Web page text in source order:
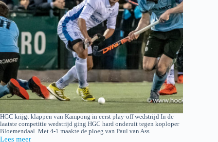
HGC krijgt klappen van Kampong in eerst play-off wedstrijd In de
laatste competitie wedstrijd ging HGC hard onderuit tegen koploper
Bloemendaal. Met 4-1 maakte de ploeg van Paul van Ass…
Lees meer